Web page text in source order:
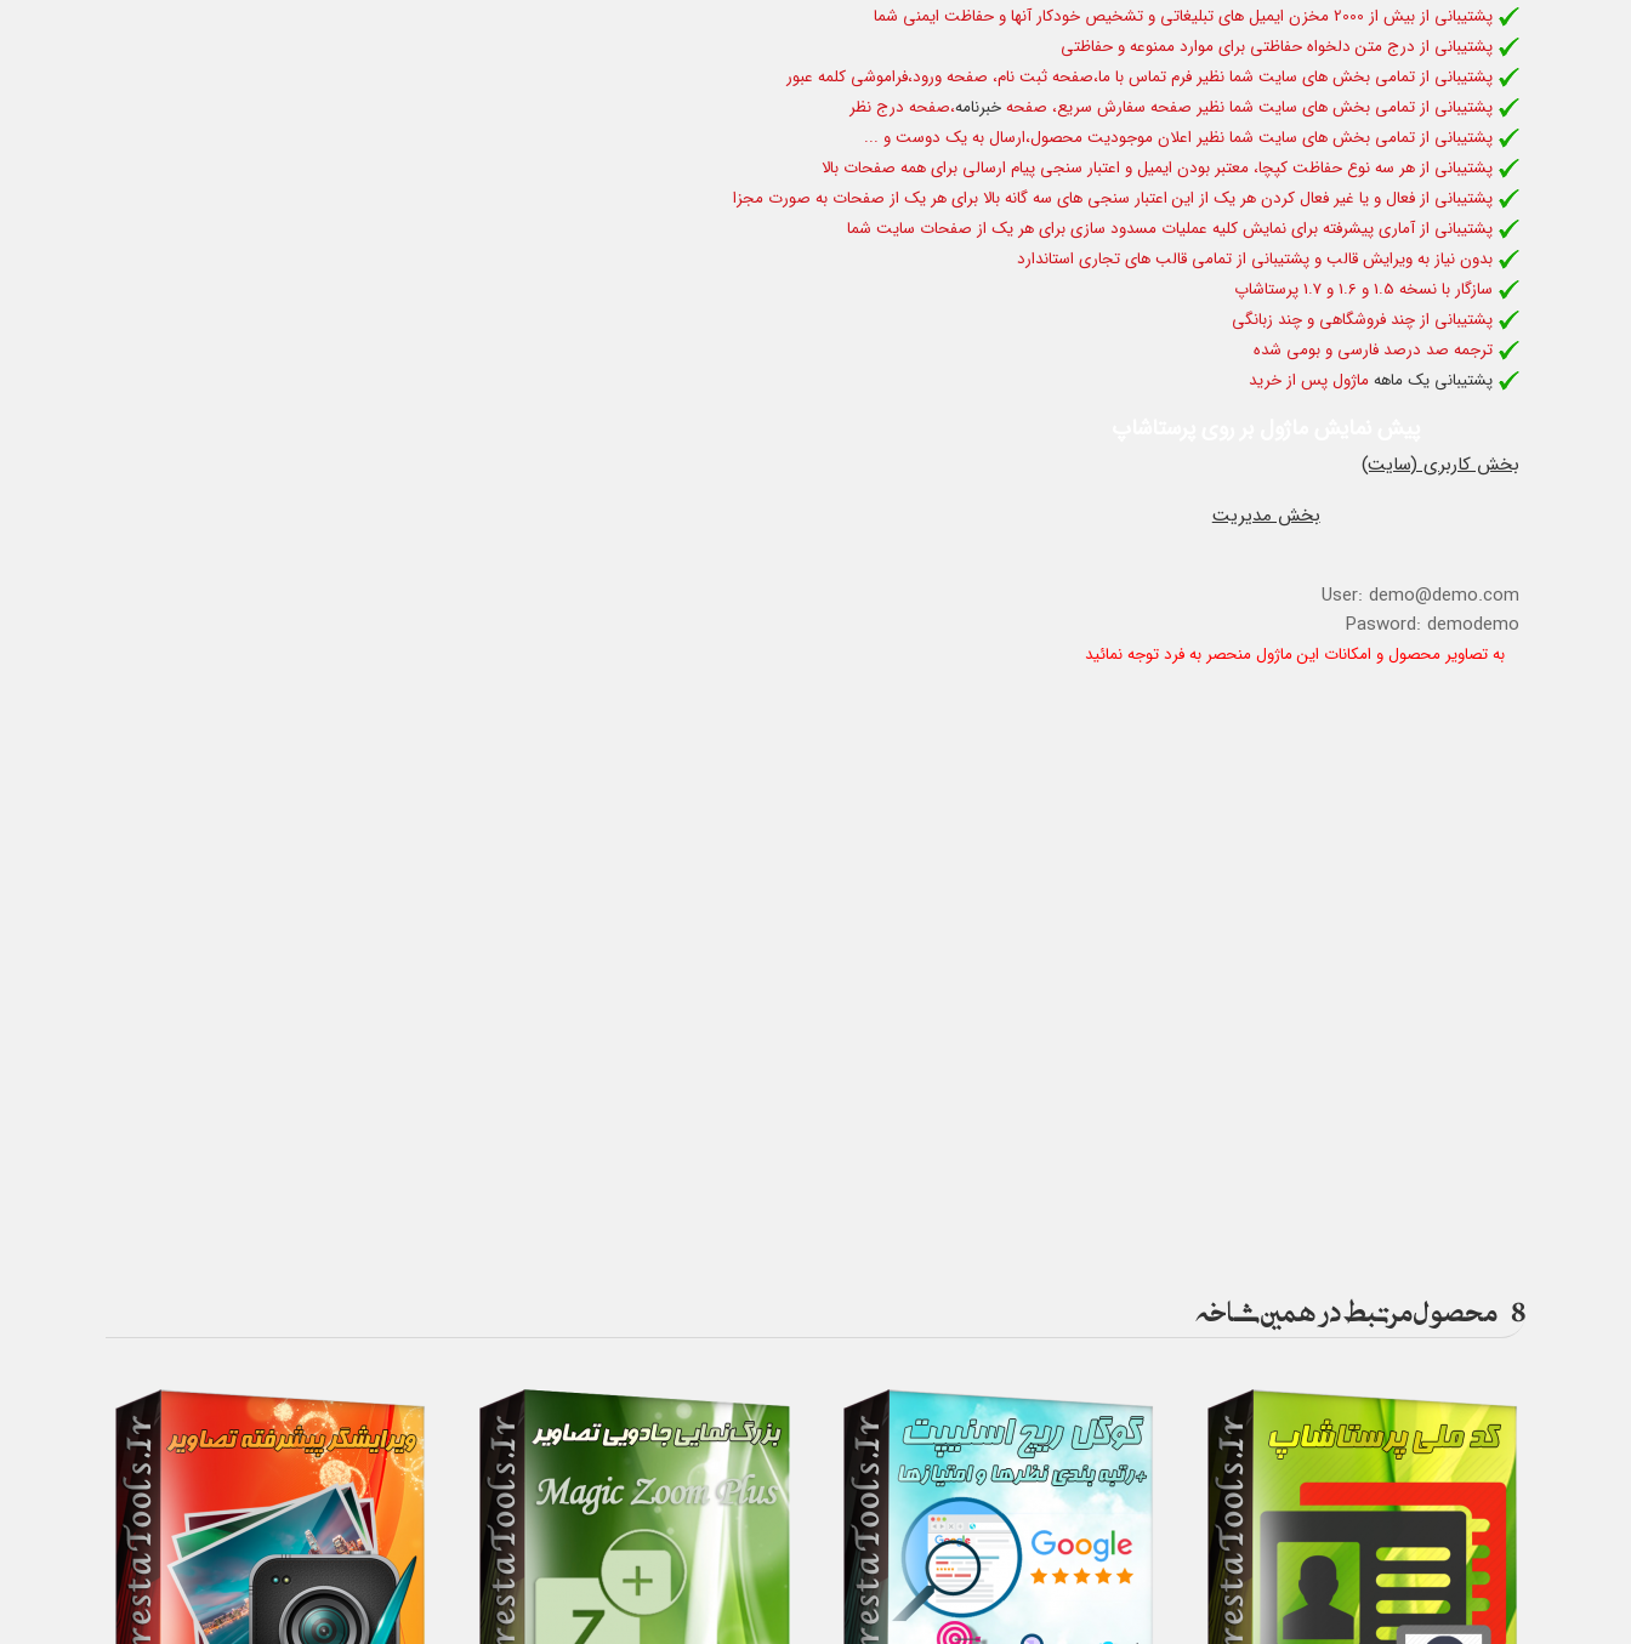
پشتیبانی از بیش از 2000 مخزن ایمیل های تبلیغاتی و تشخیص خودکار آنها و حفاظت ایمنی شما
پشتیبانی از درج متن دلخواه حفاظتی برای موارد ممنوعه و حفاظتی
پشتیبانی از تمامی بخش های سایت شما نظیر فرم تماس با ما،صفحه ثبت نام، صفحه ورود،فراموشی کلمه عبور
پشتیبانی از تمامی بخش های سایت شما نظیر صفحه سفارش سریع، صفحهخبرنامه،صفحه درج نظر
پشتیبانی از تمامی بخش های سایت شما نظیر اعلان موجودیت محصول،ارسال به یک دوست و ...
پشتیبانی از هر سه نوع حفاظت کپچا، معتبر بودن ایمیل و اعتبار سنجی پیام ارسالی برای همه صفحات بالا
پشتیبانی از فعال و یا غیر فعال کردن هر یک از این اعتبار سنجی های سه گانه بالا برای هر یک از صفحات به صورت مجزا
پشتیبانی از آماری پیشرفته برای نمایش کلیه عملیات مسدود سازی برای هر یک از صفحات سایت شما
بدون نیاز به ویرایش قالب و پشتیبانی از تمامی قالب های تجاری استاندارد
سازگار با نسخه 1.5 و 1.6 و 1.7 پرستاشاپ
پشتیبانی از چند فروشگاهی و چند زبانگی
ترجمه صد درصد فارسی و بومی شده
پشتیبانی یک ماههماژول پس از خرید
بخش کاربری (سایت)
بخش مدیریت
User: demo@demo.com
Pasword: demodemo
به تصاویر محصول و امکانات این ماژول منحصر به فرد توجه نمائید
8 محصول مرتبط در همین شاخه